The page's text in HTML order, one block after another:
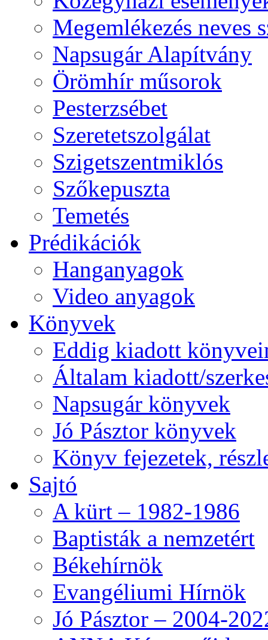
Megemlékezés neves
Napsugár Alapítvány
Örömhír műsorok
Pesterzsébet
Szeretetszolgálat
Szigetszentmiklós
Szőkepuszta
Temetés
Prédikációk
Hanganyagok
Video anyagok
Könyvek
Eddig kiadott
Általam kiadott/
Napsugár könyvek
Jó Pásztor könyvek
Könyv fejezetek,
Sajtó
A kürt – 1982-1986
Baptisták a nemzetért
Békehírnök
Evangéliumi Hírnök
Jó Pásztor – 2004-